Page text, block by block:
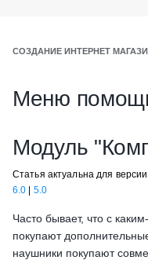
СОЗДАНИЕ ИНТЕРНЕТ
Меню
Модуль
Статья актуальна для
6.0
5.0
Часто бывает, что с
покупают
наушники покупают